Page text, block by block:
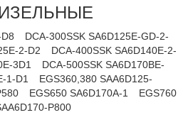
DCA-300SSK SA6D125E-GD-2-
2-D2
DCA-400SSK SA6D140E-2-
3D1
DCA-500SSK SA6D170BE-
1-D1
EGS360,380 SAA6D125-
EGS650 SA6D170A-1
EGS760
P800